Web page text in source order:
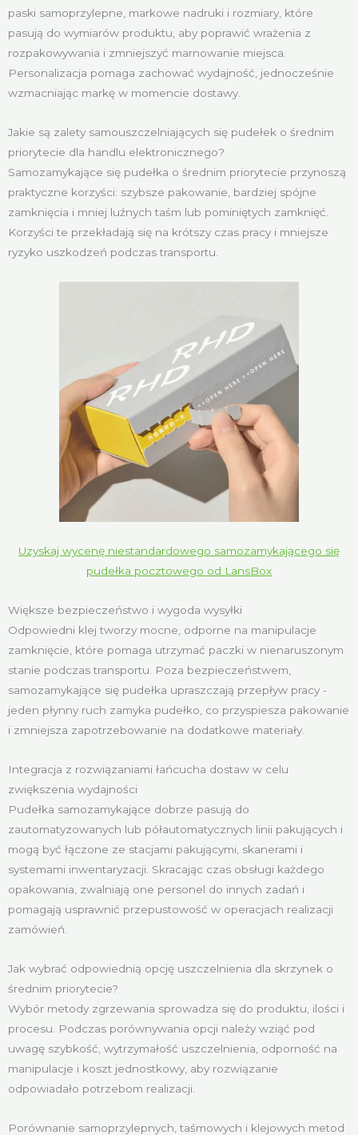
paski samoprzylepne, markowe nadruki i rozmiary, które
pasują do wymiarów produktu, aby poprawić wrażenia z
rozpakowywania i zmniejszyć marnowanie miejsca.
Personalizacja pomaga zachować wydajność, jednocześnie
wzmacniając markę w momencie dostawy.
Jakie są zalety samouszczelniających się pudełek o średnim
priorytecie dla handlu elektronicznego?
Samozamykające się pudełka o średnim priorytecie przynoszą
praktyczne korzyści: szybsze pakowanie, bardziej spójne
zamknięcia i mniej luźnych taśm lub pominiętych zamknięć.
Korzyści te przekładają się na krótszy czas pracy i mniejsze
ryzyko uszkodzeń podczas transportu.
Uzyskaj wycenę niestandardowego samozamykającego się
pudełka pocztowego od LansBox
Większe bezpieczeństwo i wygoda wysyłki
Odpowiedni klej tworzy mocne, odporne na manipulacje
zamknięcie, które pomaga utrzymać paczki w nienaruszonym
stanie podczas transportu. Poza bezpieczeństwem,
samozamykające się pudełka upraszczają przepływ pracy -
jeden płynny ruch zamyka pudełko, co przyspiesza pakowanie
i zmniejsza zapotrzebowanie na dodatkowe materiały.
Integracja z rozwiązaniami łańcucha dostaw w celu
zwiększenia wydajności
Pudełka samozamykające dobrze pasują do
zautomatyzowanych lub półautomatycznych linii pakujących i
mogą być łączone ze stacjami pakującymi, skanerami i
systemami inwentaryzacji. Skracając czas obsługi każdego
opakowania, zwalniają one personel do innych zadań i
pomagają usprawnić przepustowość w operacjach realizacji
zamówień.
Jak wybrać odpowiednią opcję uszczelnienia dla skrzynek o
średnim priorytecie?
Wybór metody zgrzewania sprowadza się do produktu, ilości i
procesu. Podczas porównywania opcji należy wziąć pod
uwagę szybkość, wytrzymałość uszczelnienia, odporność na
manipulacje i koszt jednostkowy, aby rozwiązanie
odpowiadało potrzebom realizacji.
Porównanie samoprzylepnych, taśmowych i klejowych metod